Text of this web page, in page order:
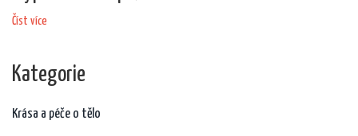
Číst více
Kategorie
Krása a péče o tělo